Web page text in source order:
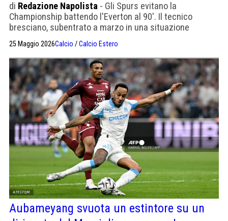
di Redazione Napolista - Gli Spurs evitano la
Championship battendo l'Everton al 90'. Il tecnico
bresciano, subentrato a marzo in una situazione
disperata, ora batte i pugni sul tavolo: "Ci servono top
player, qua ne salvo al massimo dodici".
25 Maggio 2026Calcio /Calcio Estero
Aubameyang svuota un estintore su un